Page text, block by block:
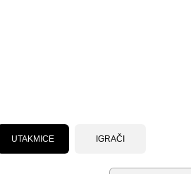
UTAKMICE IGRAČI